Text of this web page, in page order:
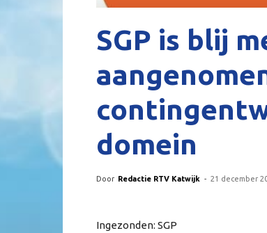
SGP is blij
domein
Door Redactie RTV Katwijk - 21 december
Ingezonden: SGP